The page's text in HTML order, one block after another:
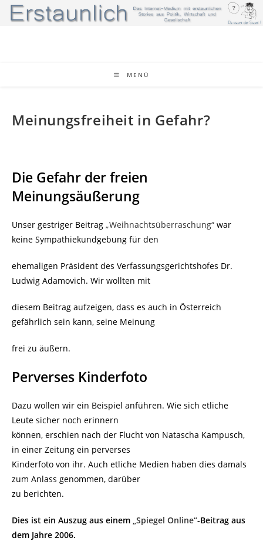
Zum
Inhalt
MENÜ
Meinungsfreiheit in Gefahr?
Die Gefahr der freien
Meinungsäußerung
Unser gestriger Beitrag „Weihnachtsüberraschung“ war
keine Sympathiekundgebung für den
ehemaligen Präsident des Verfassungsgerichtshofes Dr.
Ludwig Adamovich. Wir wollten mit
diesem Beitrag aufzeigen, dass es auch in Österreich
gefährlich sein kann, seine Meinung
frei zu äußern.
Perverses Kinderfoto
Dazu wollen wir ein Beispiel anführen. Wie sich etliche
Leute sicher noch erinnern
können, erschien nach der Flucht von Natascha Kampusch,
in einer Zeitung ein perverses
Kinderfoto von ihr. Auch etliche Medien haben dies damals
zum Anlass genommen, darüber
zu berichten.
Dies ist ein Auszug aus einem „Spiegel Online“-Beitrag aus
dem Jahre 2006.